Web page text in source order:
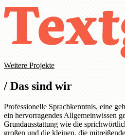
Weitere Projekte
/Das sind wir
Professionelle Sprachkenntnis, eine
ein hervorragendes Allgemeinwissen
Grundausstattung wie die
großen und die kleinen, die